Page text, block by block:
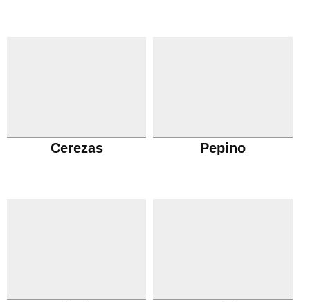
Cerezas Pepino